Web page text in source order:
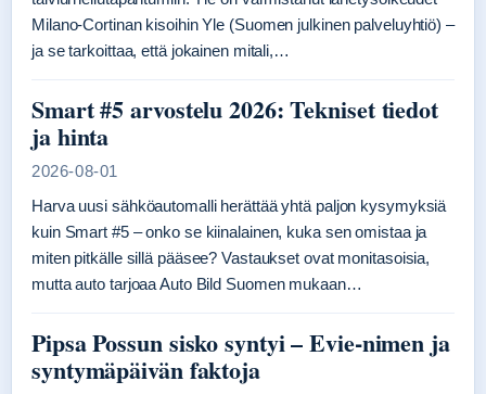
Milano-Cortinan kisoihin Yle (Suomen julkinen palveluyhtiö) –
ja se tarkoittaa, että jokainen mitali,…
Smart #5 arvostelu 2026: Tekniset tiedot
ja hinta
2026-08-01
Harva uusi sähköautomalli herättää yhtä paljon kysymyksiä
kuin Smart #5 – onko se kiinalainen, kuka sen omistaa ja
miten pitkälle sillä pääsee? Vastaukset ovat monitasoisia,
mutta auto tarjoaa Auto Bild Suomen mukaan…
Pipsa Possun sisko syntyi – Evie-nimen ja
syntymäpäivän faktoja